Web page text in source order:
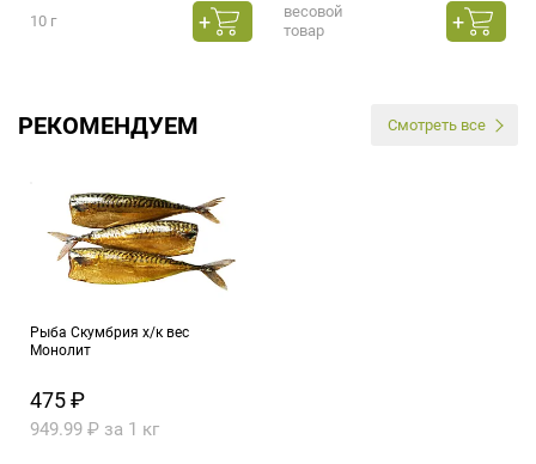
10 г
весовой
товар
РЕКОМЕНДУЕМ Смотреть все
Рыба Скумбрия х/к вес
Монолит
475 ₽
949.99 ₽ за 1 кг